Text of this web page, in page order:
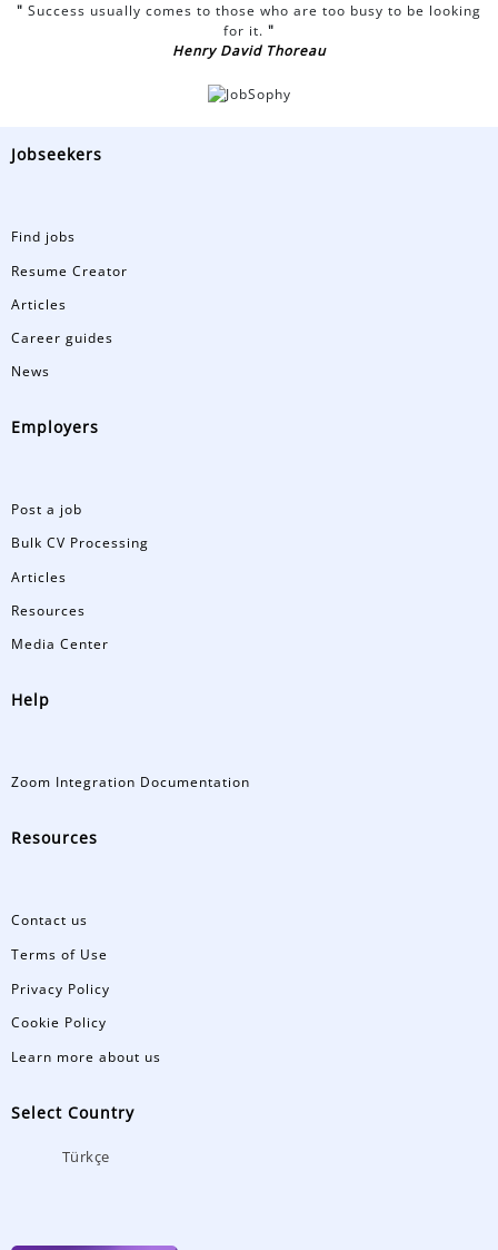
" Success usually comes to those who are too busy to be looking
for it. "
Henry David Thoreau
Jobseekers
Find jobs
Resume Creator
Articles
Career guides
News
Employers
Post a job
Bulk CV Processing
Articles
Resources
Media Center
Help
Zoom Integration Documentation
Resources
Contact us
Terms of Use
Privacy Policy
Cookie Policy
Learn more about us
Select Country
Türkçe